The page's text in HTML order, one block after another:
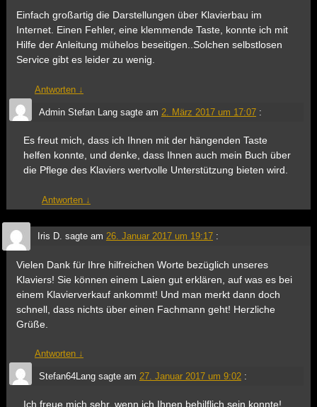
Einfach großartig die Darstellungen über Klavierbau im
Internet. Einen Fehler, eine klemmende Taste, konnte ich mit
Hilfe der Anleitung mühelos beseitigen..Solchen selbstlosen
Service gibt es leider zu wenig.
Antworten ↓
Admin Stefan Langsagte am 2. März 2017 um 17:07 :
Es freut mich, dass ich Ihnen mit der hängenden Taste
helfen konnte, und denke, dass Ihnen auch mein Buch über
die Pflege des Klaviers wertvolle Unterstützung bieten wird.
Antworten ↓
Iris D. sagte am 26. Januar 2017 um 19:17 :
Vielen Dank für Ihre hilfreichen Worte bezüglich unseres
Klaviers! Sie können einem Laien gut erklären, auf was es bei
einem Klavierverkauf ankommt! Und man merkt dann doch
schnell, dass nichts über einen Fachmann geht! Herzliche
Grüße.
Antworten ↓
Stefan64Langsagte am 27. Januar 2017 um 9:02 :
Ich freue mich sehr, wenn ich Ihnen behilflich sein konnte!